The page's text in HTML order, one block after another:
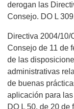
derogan las
Consejo. DO L
Directiva 2004/10/
Consejo de 11 de
de las
administrativas
de buenas
aplicación para
DO L 50, de 20 de